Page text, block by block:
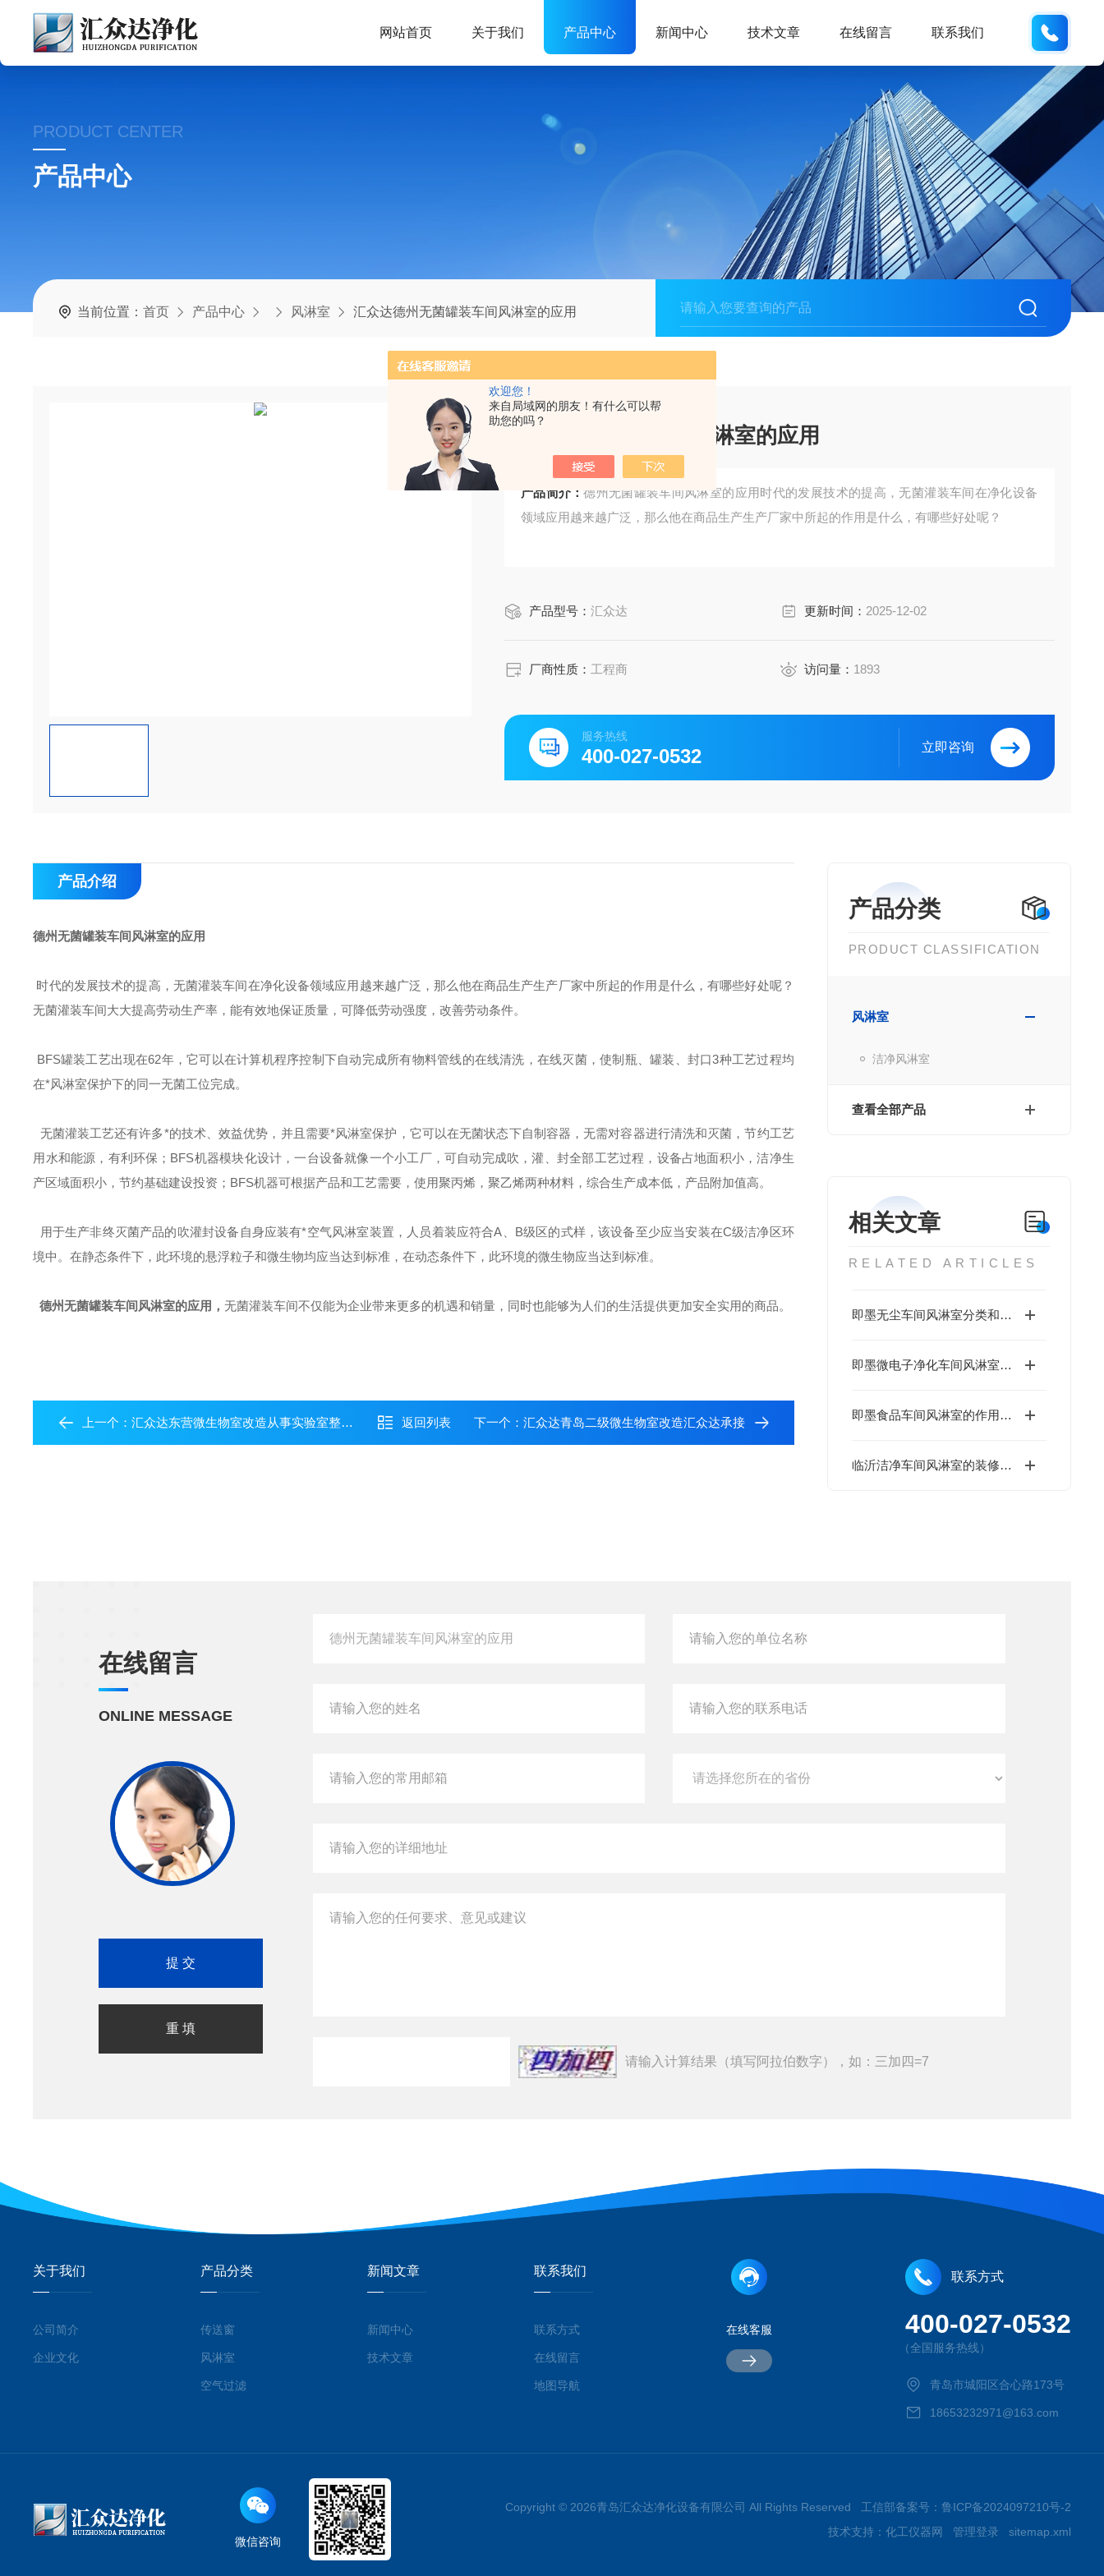
欢迎您！
来自局域网的朋友！有什么可以帮
助您的吗？
网站首页 关于我们 产品中心 新闻中心 技术文章 在线留言 联系我们
PRODUCT CENTER
产品中心
当前位置：首页 产品中心 风淋室 汇众达德州无菌罐装车间风淋室的应用
德州无菌罐装车间风淋室的应用
产品简介：德州无菌罐装车间风淋室的应用时代的发展技术的提高，无菌灌装车间在净化设备
领域应用越来越广泛，那么他在商品生产生产厂家中所起的作用是什么，有哪些好处呢？
产品型号：汇众达 更新时间： 2025-12-02
厂商性质： 工程商 访问量： 1893
服务热线
400-027-0532 立即咨询
产品分类
PRODUCT CLASSIFICATION
风淋室
洁净风淋室
查看全部产品
相关文章
RELATED ARTICLES
即墨无尘车间风淋室分类和结构
即墨微电子净化车间风淋室保养维护
即墨食品车间风淋室的作用及管理
临沂洁净车间风淋室的装修过程
产品介绍
德州无菌罐装车间风淋室的应用
时代的发展技术的提高，无菌灌装车间在净化设备领域应用越来越广泛，那么他在商品生产生产厂家中所起的作用是什么，有哪些好处呢？
无菌灌装车间大大提高劳动生产率，能有效地保证质量，可降低劳动强度，改善劳动条件。
BFS罐装工艺出现在62年，它可以在计算机程序控制下自动完成所有物料管线的在线清洗，在线灭菌，使制瓶、罐装、封口3种工艺过程均
在*风淋室保护下的同一无菌工位完成。
无菌灌装工艺还有许多*的技术、效益优势，并且需要*风淋室保护，它可以在无菌状态下自制容器，无需对容器进行清洗和灭菌，节约工艺
用水和能源，有利环保；BFS机器模块化设计，一台设备就像一个小工厂，可自动完成吹，灌、封全部工艺过程，设备占地面积小，洁净生
产区域面积小，节约基础建设投资；BFS机器可根据产品和工艺需要，使用聚丙烯，聚乙烯两种材料，综合生产成本低，产品附加值高。
用于生产非终灭菌产品的吹灌封设备自身应装有*空气风淋室装置，人员着装应符合A、B级区的式样，该设备至少应当安装在C级洁净区环
境中。在静态条件下，此环境的悬浮粒子和微生物均应当达到标准，在动态条件下，此环境的微生物应当达到标准。
德州无菌罐装车间风淋室的应用 ，无菌灌装车间不仅能为企业带来更多的机遇和销量，同时也能够为人们的生活提供更加安全实用的商品。
上一个：汇众达东营微生物室改造从事实验室整体规划十余年 返回列表 下一个： 汇众达青岛二级微生物室改造汇众达承接
在线留言
ONLINE MESSAGE
请输入计算结果（填写阿拉伯数字），如：三加四=7
关于我们
公司简介
企业文化
产品分类
传送窗
风淋室
空气过滤
新闻文章
新闻中心
技术文章
联系我们
联系方式
在线留言
地图导航
在线客服
联系方式
400-027-0532
（全国服务热线）
青岛市城阳区合心路173号
18653232971@163.com
微信咨询
Copyright © 2026青岛汇众达净化设备有限公司 All Rights Reserved 工信部备案号： 鲁ICP备2024097210号-2
技术支持： 化工仪器网 管理登录 sitemap.xml